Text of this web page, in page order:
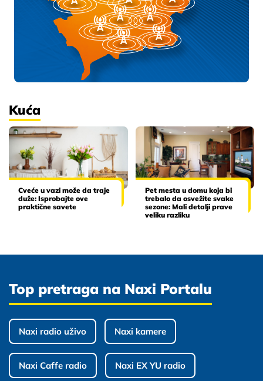
Kuća
Cveće u vazi može da traje
duže: Isprobajte ove
praktične savete
Pet mesta u domu koja bi
trebalo da osvežite svake
sezone: Mali detalji prave
veliku razliku
Top pretraga na Naxi Portalu
Naxi radio uživo Naxi kamere
Naxi Caffe radio Naxi EX YU radio